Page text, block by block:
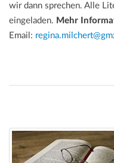
wir dann sprechen. Alle
eingeladen. Mehr
Email: